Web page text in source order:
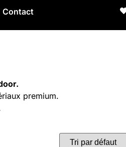
Contact
premium.